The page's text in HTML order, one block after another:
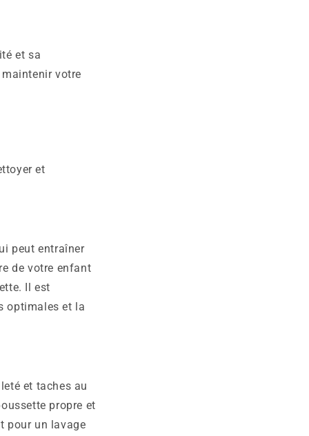
et sa
votre
et
peut entraîner
de votre enfant
Il est
optimales et la
et taches au
propre et
pour un lavage